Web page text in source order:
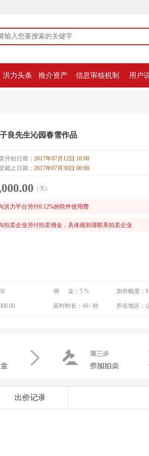
洪力头条 推介资产 信息审核机制 用户
良先生沁园春雪作品
开始日期： 2017年07月12日 10:00
截止日期： 2017年07月30日 00:00
（无）
洪力平台另付0.12%的软件使用费
拍卖企业另付拍卖佣金，具体规则请联系拍卖企业
佣 金： 5 %
延时时长： 60 / 秒
加价幅度：
所在地区：
出价记录